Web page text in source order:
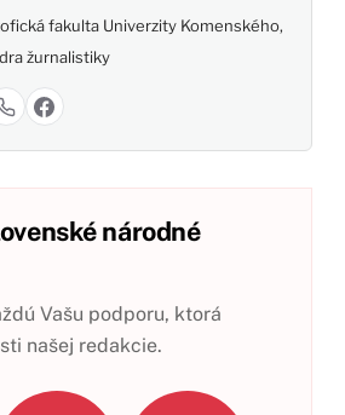
fakulta Univerzity Komenského,
žurnalistiky
národné
Vašu podporu, ktorá
našej redakcie.